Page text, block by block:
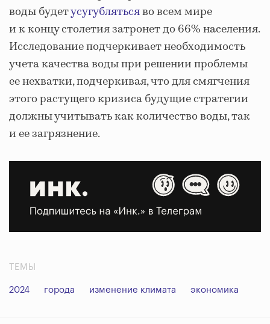
воды будетусугублятьсяво всем мире
и к концу столетия затронет до 66% населения.
Исследование подчеркивает необходимость
учета качества воды при решении проблемы
ее нехватки, подчеркивая, что для смягчения
этого растущего кризиса будущие стратегии
должны учитывать как количество воды, так
и ее загрязнение.
ТЕМЫ
2024 города изменение климата экономика